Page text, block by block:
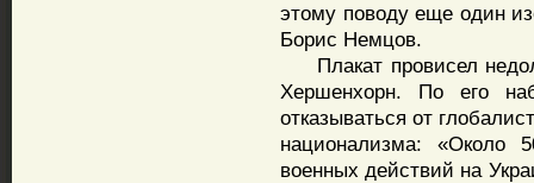
этому поводу еще один
Борис Немцов.
Плакат провисел
Хершенхорн. По его
отказываться от
национализма: «Около
военных действий на